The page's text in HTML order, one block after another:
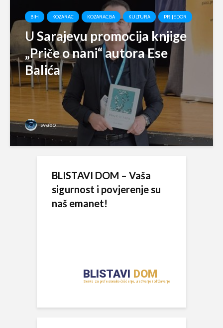
BIH KOZARAC KOZARAC.BA KULTURA PRIJEDOR
U Sarajevu promocija knjige
„Priče o nani“ autora Ese
Balića
svabo
BLISTAVI DOM – Vaša
sigurnost i povjerenje su
naš emanet!